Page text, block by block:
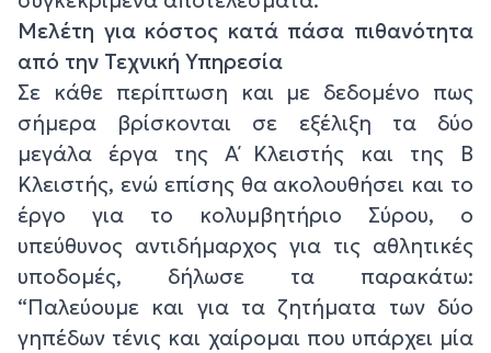
Μελέτη για κόστος κατά πάσα πιθανότητα
από την Τεχνική Υπηρεσία
Σε κάθε περίπτωση και με δεδομένο πως
σήμερα βρίσκονται σε εξέλιξη τα δύο
μεγάλα έργα της Α΄ Κλειστής και της Β΄
Κλειστής, ενώ επίσης θα ακολουθήσει και το
έργο για το κολυμβητήριο Σύρου, ο
υπεύθυνος αντιδήμαρχος για τις αθλητικές
υποδομές, δήλωσε τα παρακάτω:
“Παλεύουμε και για τα ζητήματα των δύο
γηπέδων τένις και χαίρομαι που υπάρχει μία